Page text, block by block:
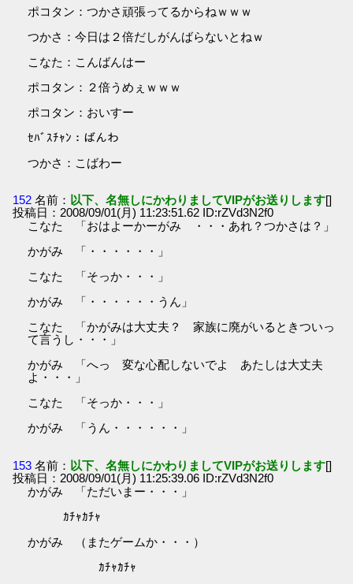
ポコタン：つかさ頑張ってるからねｗｗｗ
つかさ：今日は２倍だしがんばらないとねｗ
こなた：こんばんはー
ポコタン：２倍うめぇｗｗｗ
ポコタン：おいすー
ｾﾊﾞｽﾁｬﾝ：ばんわ
つかさ：こばわー
152 名前： 以下、名無しにかわりましてVIPがお送りします[]
投稿日：2008/09/01(月) 11:23:51.62 ID:rZVd3N2f0
こなた 「おはよーかーがみ ・・・あれ？つかさは？」
かがみ 「・・・・・・」
こなた 「そっか・・・」
かがみ 「・・・・・・うん」
こなた 「かがみは大丈夫？ 家族に廃がいるときついっ
て言うし・・・」
かがみ 「へっ 変な心配しないでよ あたしは大丈夫
よ・・・」
こなた 「そっか・・・」
かがみ 「うん・・・・・・」
153 名前： 以下、名無しにかわりましてVIPがお送りします[]
投稿日：2008/09/01(月) 11:25:39.06 ID:rZVd3N2f0
かがみ 「ただいまー・・・」
ｶﾁｬｶﾁｬ
かがみ （またゲームか・・・）
ｶﾁｬｶﾁｬ